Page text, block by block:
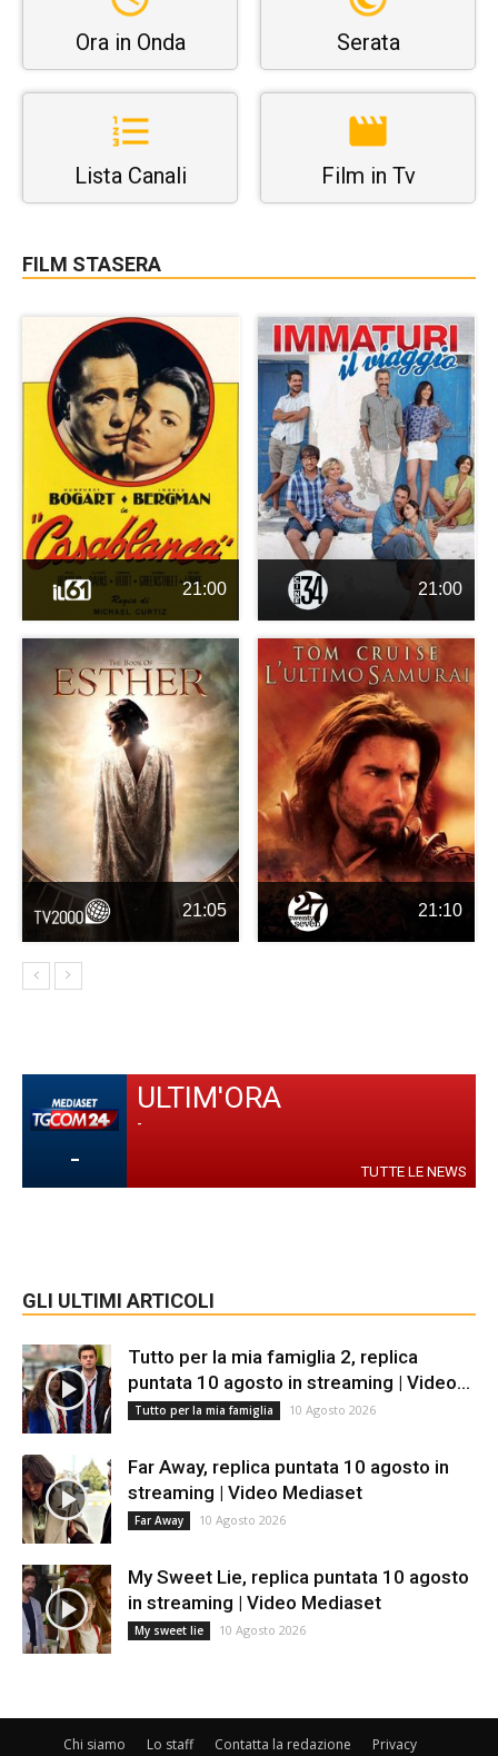
Ora in Onda Serata
Lista Canali Film in Tv
FILM STASERA
21:00 21:00
21:05 21:10
-
ULTIM'ORA
-
TUTTE LE NEWS
GLI ULTIMI ARTICOLI
Tutto per la mia famiglia 2, replica
puntata 10 agosto in streaming | Video...
Tutto per la mia famiglia 10 Agosto 2026
Far Away, replica puntata 10 agosto in
streaming | Video Mediaset
Far Away 10 Agosto 2026
My Sweet Lie, replica puntata 10 agosto
in streaming | Video Mediaset
My sweet lie 10 Agosto 2026
Chi siamo Lo staff Contatta la redazione Privacy